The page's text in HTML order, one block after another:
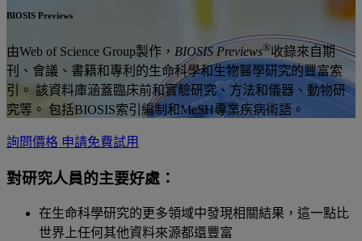
BIOSIS Previews
由Web of Science Group製作， BIOSIS Previews®收錄來自期
刊、會議、書籍和專利的生命科學和生物醫學研究的豐富索
引。 該資料庫涵蓋臨床前和實驗研究、方法和儀器、動物研
究等。 包括BIOSIS索引編制和MeSH專業疾病術語。
詢問價格 申請免費試用
對研究人員的主要好處：
在生命科學研究的更多領域中發現相關結果，這一點比
世界上任何其他資料來源都還豐富